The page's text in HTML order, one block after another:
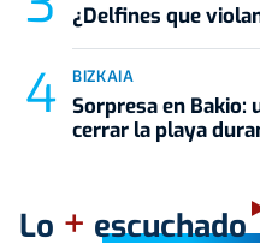
¿Delfines que
BIZKAIA
Sorpresa en Bakio:
cerrar la playa
Lo + escuchado